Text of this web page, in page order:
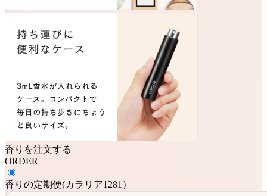
香りを注文する
ORDER
香りの定期便(カラリア1281 ）